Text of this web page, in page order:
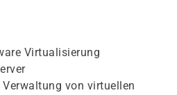
Virtualisierung
von virtuellen